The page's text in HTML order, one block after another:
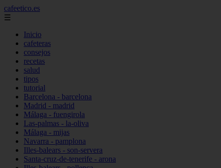
cafeetico.es
☰
Inicio
cafeteras
consejos
recetas
salud
tipos
tutorial
Barcelona - barcelona
Madrid - madrid
Málaga - fuengirola
Las-palmas - la-oliva
Málaga - mijas
Navarra - pamplona
Illes-balears - son-servera
Santa-cruz-de-tenerife - arona